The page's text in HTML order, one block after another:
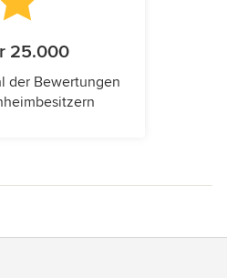
25.000
der Bewertungen